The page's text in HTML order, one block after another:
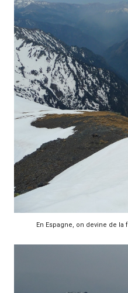
En Espagne, on devine de